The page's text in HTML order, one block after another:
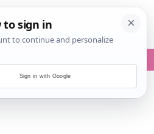
Sign in with Google